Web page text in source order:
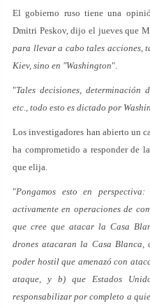
El gobierno ruso tiene una
Dmitri Peskov, dijo el jueves que
para llevar a cabo tales acciones,
Kiev, sino en "Washington".
"Tales decisiones, determinación
etc., todo esto es dictado por
Los investigadores han abierto un
ha comprometido a responder de
que elija.
"Pongamos esto en
activamente en operaciones de
que cree que atacar la Casa
drones atacaran la Casa Blanca,
poder hostil que amenazó con
ataque, y b) que Estados
responsabilizar por completo a